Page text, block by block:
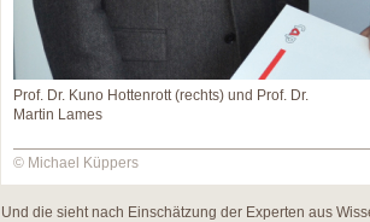
Prof. Dr. Kuno Hottenrott (rechts) und Prof. Dr.
Martin Lames
© Michael Küppers
Und die sieht nach Einschätzung der Experten aus